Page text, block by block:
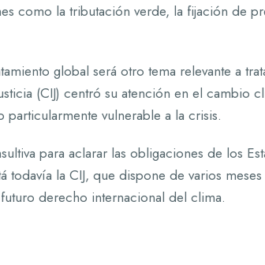
como la tributación verde, la fijación de
global será otro tema relevante a
(CIJ) centró su atención en el
vulnerable a la crisis.
para aclarar las obligaciones de los
la CIJ, que dispone de varios
derecho internacional del clima.